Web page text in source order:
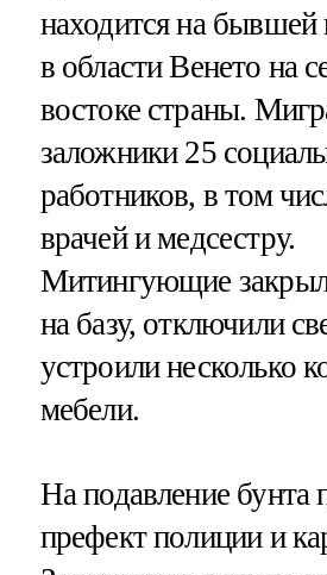
находится на бывшей
в области Венето на
востоке страны.
заложники 25
работников, в том
врачей и медсестру.
Митингующие
на базу, отключили
устроили несколько
мебели.
На подавление бунта
префект полиции и